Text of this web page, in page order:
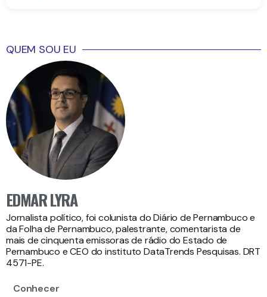
QUEM SOU EU
EDMAR LYRA
Jornalista político, foi colunista do Diário de Pernambuco e
da Folha de Pernambuco, palestrante, comentarista de
mais de cinquenta emissoras de rádio do Estado de
Pernambuco e CEO do instituto DataTrends Pesquisas. DRT
4571-PE.
Conhecer